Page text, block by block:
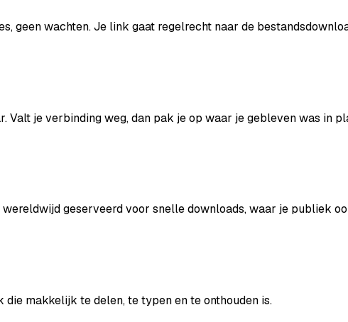
geen wachten. Je link gaat regelrecht naar de
Valt je verbinding weg, dan pak je op waar je gebleven was in
geserveerd voor snelle downloads, waar je publiek
makkelijk te delen, te typen en te onthouden is.